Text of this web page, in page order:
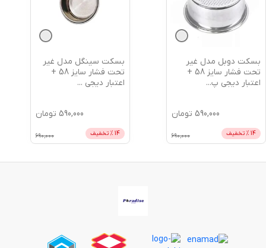
بسکت دوبل مدل غیر
تحت فشار سایز 58 +
اعتبار دیجی پ...
590,000 تومان
14 % تخفیف 690,000
بسکت سینگل مدل غیر
تحت فشار سایز 58 +
اعتبار دیجی ...
590,000 تومان
14 % تخفیف 690,000